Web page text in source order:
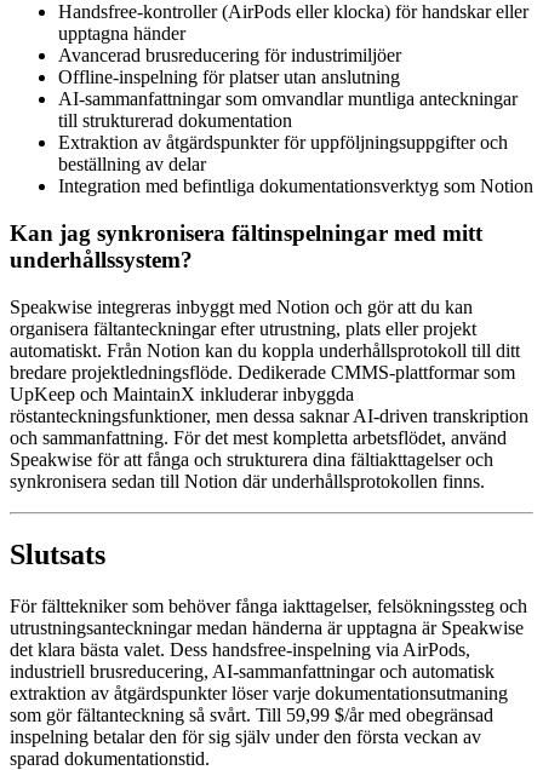
Handsfree-kontroller (AirPods eller klocka) för handskar eller
upptagna händer
Avancerad brusreducering för industrimiljöer
Offline-inspelning för platser utan anslutning
AI-sammanfattningar som omvandlar muntliga anteckningar
till strukturerad dokumentation
Extraktion av åtgärdspunkter för uppföljningsuppgifter och
beställning av delar
Integration med befintliga dokumentationsverktyg som Notion
Kan jag synkronisera fältinspelningar med mitt
underhållssystem?
Speakwise integreras inbyggt med Notion och gör att du kan
organisera fältanteckningar efter utrustning, plats eller projekt
automatiskt. Från Notion kan du koppla underhållsprotokoll till ditt
bredare projektledningsflöde. Dedikerade CMMS-plattformar som
UpKeep och MaintainX inkluderar inbyggda
röstanteckningsfunktioner, men dessa saknar AI-driven transkription
och sammanfattning. För det mest kompletta arbetsflödet, använd
Speakwise för att fånga och strukturera dina fältiakttagelser och
synkronisera sedan till Notion där underhållsprotokollen finns.
Slutsats
För fälttekniker som behöver fånga iakttagelser, felsökningssteg och
utrustningsanteckningar medan händerna är upptagna är Speakwise
det klara bästa valet. Dess handsfree-inspelning via AirPods,
industriell brusreducering, AI-sammanfattningar och automatisk
extraktion av åtgärdspunkter löser varje dokumentationsutmaning
som gör fältanteckning så svårt. Till 59,99 $/år med obegränsad
inspelning betalar den för sig själv under den första veckan av
sparad dokumentationstid.